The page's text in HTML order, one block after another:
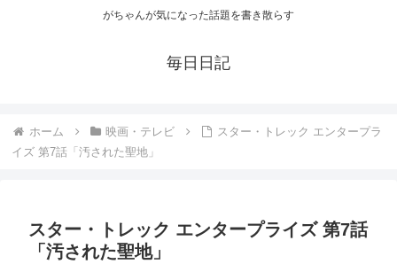
がちゃんが気になった話題を書き散らす
毎日日記
ホーム 映画・テレビ
スター・トレック エンタープラ
イズ 第7話「汚された聖地」
スター・トレック エンタープライズ 第7話
「汚された聖地」